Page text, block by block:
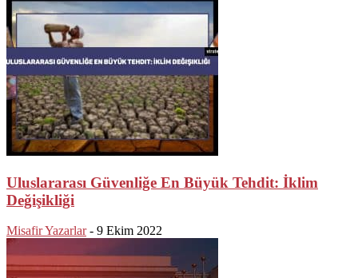
Uluslararası Güvenliğe En Büyük Tehdit: İklim
Değişikliği
Misafir Yazarlar - 9 Ekim 2022